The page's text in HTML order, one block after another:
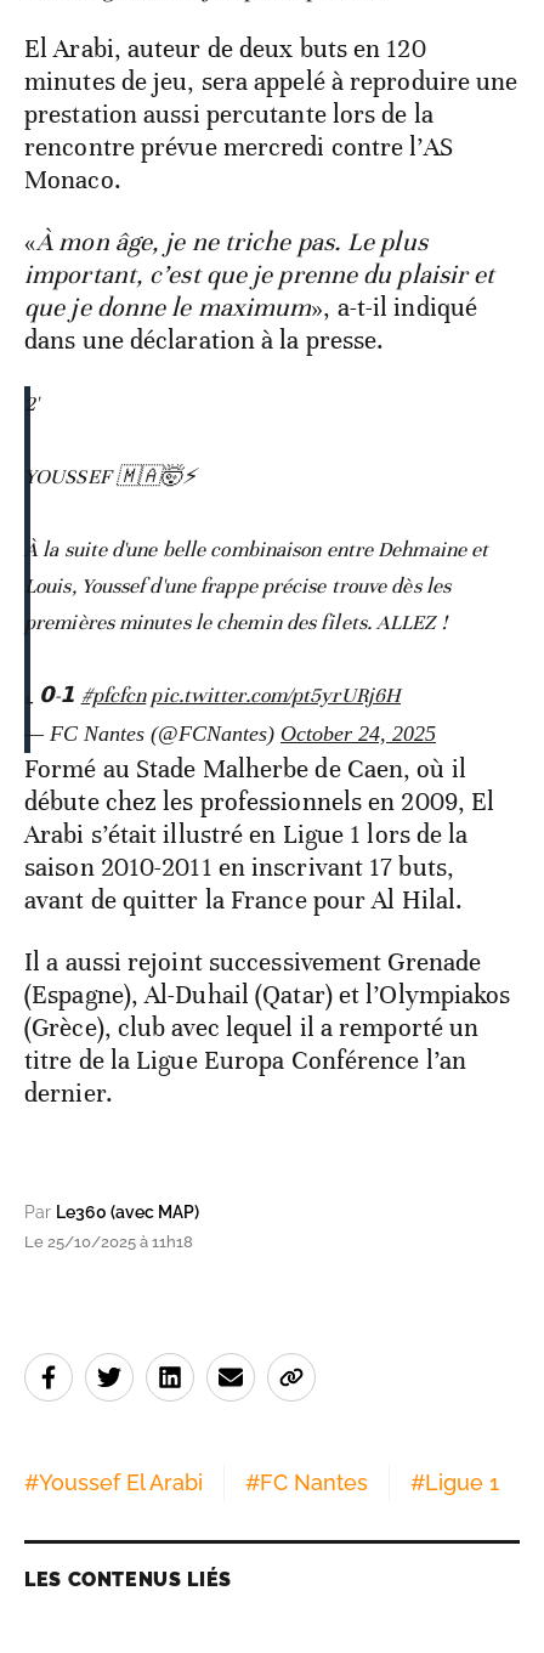
El Arabi, auteur de deux buts en 120
minutes de jeu, sera appelé à reproduire une
prestation aussi percutante lors de la
rencontre prévue mercredi contre l’AS
Monaco.
«À mon âge, je ne triche pas. Le plus
important, c’est que je prenne du plaisir et
que je donne le maximum», a-t-il indiqué
dans une déclaration à la presse.
2'
YOUSSEF 🇲🇦🤯⚡️
À la suite d'une belle combinaison entre Dehmaine et
Louis, Youssef d'une frappe précise trouve dès les
premières minutes le chemin des filets. ALLEZ !
⌞ 𝟬-𝟭 #pfcfcn pic.twitter.com/pt5yrURj6H
— FC Nantes (@FCNantes) October 24, 2025
Formé au Stade Malherbe de Caen, où il
débute chez les professionnels en 2009, El
Arabi s’était illustré en Ligue 1 lors de la
saison 2010-2011 en inscrivant 17 buts,
avant de quitter la France pour Al Hilal.
Il a aussi rejoint successivement Grenade
(Espagne), Al-Duhail (Qatar) et l’Olympiakos
(Grèce), club avec lequel il a remporté un
titre de la Ligue Europa Conférence l’an
dernier.
Par Le360 (avec MAP)
Le 25/10/2025 à 11h18
#Youssef El Arabi #FC Nantes #Ligue 1
LES CONTENUS LIÉS